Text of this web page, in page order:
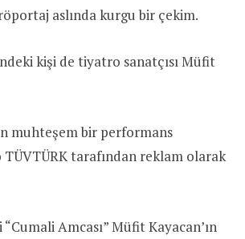
aslında kurgu bir çekim.
kişi de tiyatro sanatçısı Müfit
muhteşem bir performans
TÜVTÜRK tarafından reklam olarak
Amcası” Müfit Kayacan’ın